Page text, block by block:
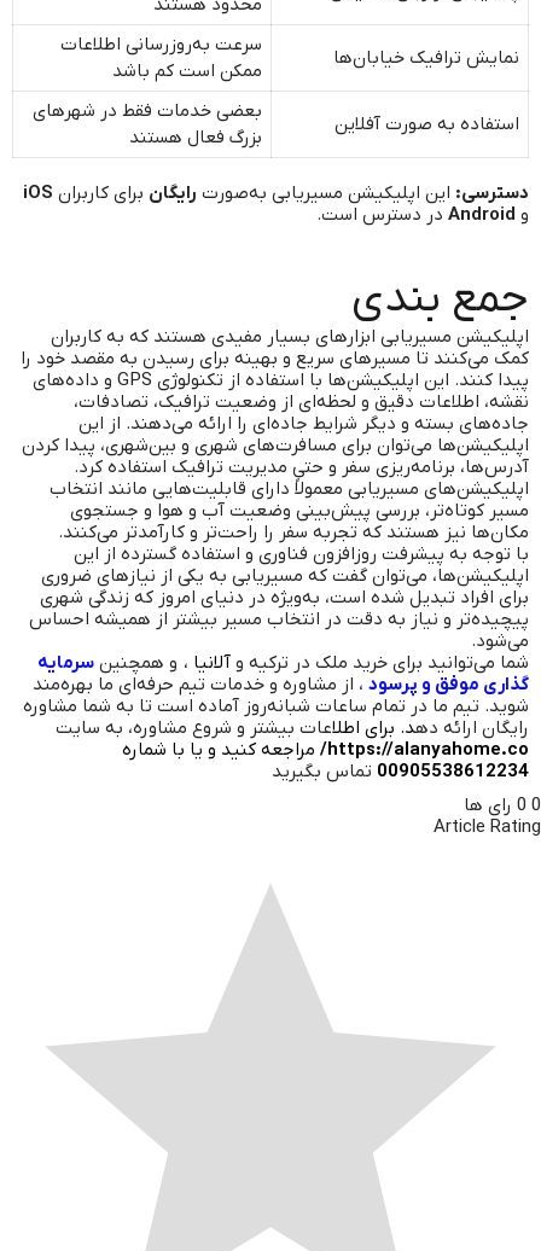
محدود هستند
نمایش ترافیک خیابان‌ها
سرعت به‌روزرسانی اطلاعات
ممکن است کم باشد
استفاده به صورت آفلاین
بعضی خدمات فقط در شهرهای
بزرگ فعال هستند
دسترسی: این اپلیکیشن مسیریابی به‌صورت رایگان برای کاربران iOS
و Android در دسترس است.
جمع بندی
اپلیکیشن‌ مسیریابی ابزارهای بسیار مفیدی هستند که به کاربران
کمک می‌کنند تا مسیرهای سریع و بهینه برای رسیدن به مقصد خود را
پیدا کنند. این اپلیکیشن‌ها با استفاده از تکنولوژی GPS و داده‌های
نقشه، اطلاعات دقیق و لحظه‌ای از وضعیت ترافیک، تصادفات،
جاده‌های بسته و دیگر شرایط جاده‌ای را ارائه می‌دهند. از این
اپلیکیشن‌ها می‌توان برای مسافرت‌های شهری و بین‌شهری، پیدا کردن
آدرس‌ها، برنامه‌ریزی سفر و حتی مدیریت ترافیک استفاده کرد.
اپلیکیشن‌های مسیریابی معمولاً دارای قابلیت‌هایی مانند انتخاب
مسیر کوتاه‌تر، بررسی پیش‌بینی وضعیت آب و هوا و جستجوی
مکان‌ها نیز هستند که تجربه سفر را راحت‌تر و کارآمدتر می‌کنند.
با توجه به پیشرفت روزافزون فناوری و استفاده گسترده از این
اپلیکیشن‌ها، می‌توان گفت که مسیریابی به یکی از نیازهای ضروری
برای افراد تبدیل شده است، به‌ویژه در دنیای امروز که زندگی شهری
پیچیده‌تر و نیاز به دقت در انتخاب مسیر بیشتر از همیشه احساس
می‌شود.
شما می‌توانید برای خرید ملک در ترکیه و آلانیا ، و همچنین سرمایه
گذاری موفق و پرسود ، از مشاوره و خدمات تیم حرفه‌ای ما بهره‌مند
شوید. تیم ما در تمام ساعات شبانه‌روز آماده است تا به شما مشاوره
رایگان ارائه دهد. برای اطلاعات بیشتر و شروع مشاوره، به سایت
https://alanyahome.co/ مراجعه کنید و یا با شماره
00905538612234 تماس بگیرید
0
0 رای ها
Article Rating